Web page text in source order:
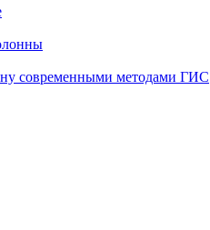
современными методами ГИС